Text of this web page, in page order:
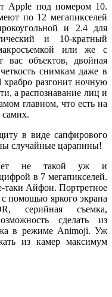
Apple под номером 10.
по 12 мегапикселей
и 2.4 для
и 10-кратный
или же с
вас объектов, двойная
снимкам даже в
разгонит ночную
а распознавание лиц и
главном, что есть на
самих.
в виде сапфирового
случайные царапины!
не такой уж и
в 7 мегапикселей.
таки Айфон. Портретное
помощью яркого экрана
серийная съемка,
сделать из
в режиме Animoji. Уж
из камер максимум